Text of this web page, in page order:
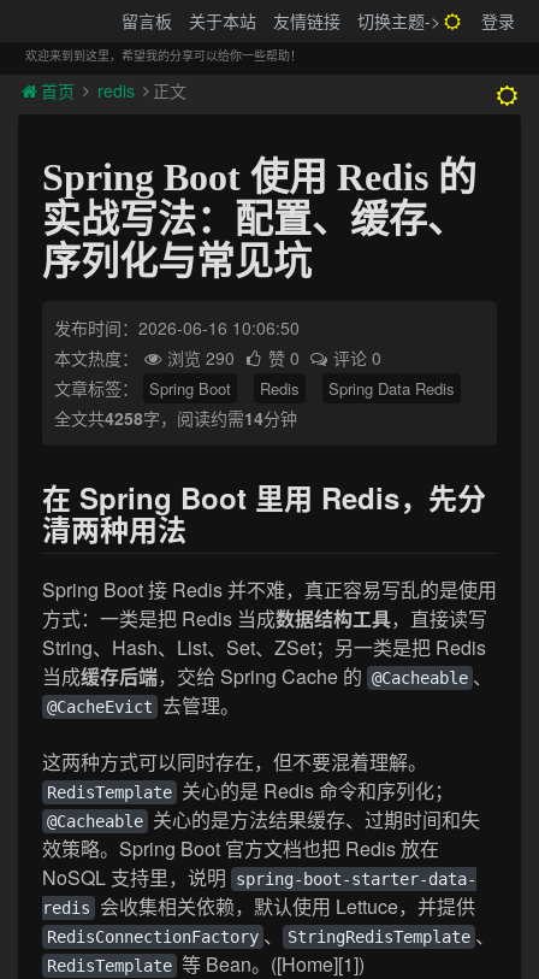
留言板 关于本站 友情链接 切换主题-> 登录
欢迎来到到这里，希望我的分享可以给你一些帮助！
首页 redis 正文
Spring Boot 使用 Redis 的
实战写法：配置、缓存、
序列化与常见坑
发布时间：2026-06-16 10:06:50
本文热度：
浏览 290 赞 0
评论 0
文章标签：
Spring Boot Redis Spring Data Redis
全文共4258字，阅读约需14分钟
在 Spring Boot 里用 Redis，先分
清两种用法
Spring Boot 接 Redis 并不难，真正容易写乱的是使用
方式：一类是把 Redis 当成数据结构工具，直接读写
String、Hash、List、Set、ZSet；另一类是把 Redis
当成缓存后端，交给 Spring Cache 的 @Cacheable 、
@CacheEvict 去管理。
这两种方式可以同时存在，但不要混着理解。
RedisTemplate 关心的是 Redis 命令和序列化；
@Cacheable 关心的是方法结果缓存、过期时间和失
效策略。Spring Boot 官方文档也把 Redis 放在
NoSQL 支持里，说明
spring-boot-starter-data-
redis
会收集相关依赖，默认使用 Lettuce，并提供
RedisConnectionFactory 、 StringRedisTemplate 、
RedisTemplate 等 Bean。([Home][1])